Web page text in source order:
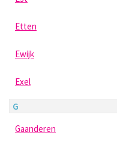
Etten
Ewijk
Exel
G
Gaanderen